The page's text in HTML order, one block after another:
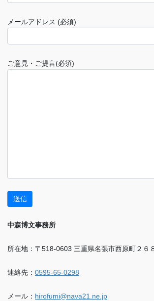
メールアドレス (必須)
ご意見・ご提言(必須)
中森博文事務所
所在地：〒518-0603 三重県名張市西原町２６
連絡先： 0595-65-0298
メール： hirofumi@nava21.ne.jp